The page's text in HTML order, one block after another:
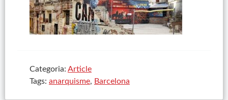
Categoria: Article
Tags: anarquisme, Barcelona